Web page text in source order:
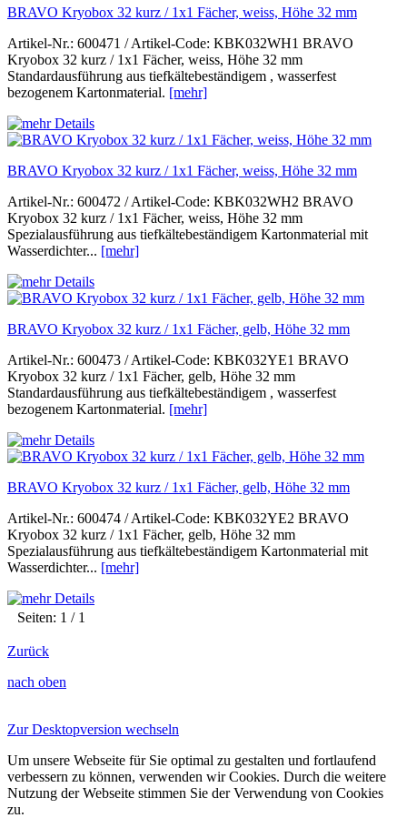
BRAVO Kryobox 32 kurz / 1x1 Fächer, weiss, Höhe 32 mm
Artikel-Nr.: 600471 / Artikel-Code: KBK032WH1 BRAVO
Kryobox 32 kurz / 1x1 Fächer, weiss, Höhe 32 mm
Standardausführung aus tiefkältebeständigem , wasserfest
bezogenem Kartonmaterial. [mehr]
BRAVO Kryobox 32 kurz / 1x1 Fächer, weiss, Höhe 32 mm
Artikel-Nr.: 600472 / Artikel-Code: KBK032WH2 BRAVO
Kryobox 32 kurz / 1x1 Fächer, weiss, Höhe 32 mm
Spezialausführung aus tiefkältebeständigem Kartonmaterial mit
Wasserdichter... [mehr]
BRAVO Kryobox 32 kurz / 1x1 Fächer, gelb, Höhe 32 mm
Artikel-Nr.: 600473 / Artikel-Code: KBK032YE1 BRAVO
Kryobox 32 kurz / 1x1 Fächer, gelb, Höhe 32 mm
Standardausführung aus tiefkältebeständigem , wasserfest
bezogenem Kartonmaterial. [mehr]
BRAVO Kryobox 32 kurz / 1x1 Fächer, gelb, Höhe 32 mm
Artikel-Nr.: 600474 / Artikel-Code: KBK032YE2 BRAVO
Kryobox 32 kurz / 1x1 Fächer, gelb, Höhe 32 mm
Spezialausführung aus tiefkältebeständigem Kartonmaterial mit
Wasserdichter... [mehr]
Seiten: 1 / 1
Zurück
nach oben
Zur Desktopversion wechseln
Um unsere Webseite für Sie optimal zu gestalten und fortlaufend
verbessern zu können, verwenden wir Cookies. Durch die weitere
Nutzung der Webseite stimmen Sie der Verwendung von Cookies
zu.